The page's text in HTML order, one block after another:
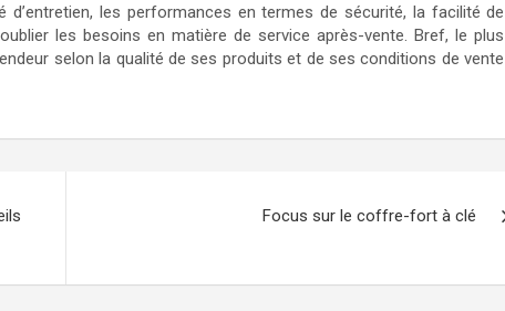
d’entretien, les performances en termes de sécurité, la facilité de
les besoins en matière de service après-vente. Bref, le plus
selon la qualité de ses produits et de ses conditions de vente
Focus sur le coffre-fort à clé